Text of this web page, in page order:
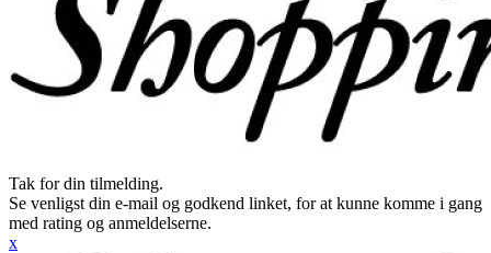
Tak for din tilmelding.
Se venligst din e-mail og godkend linket, for at kunne komme i gang
med rating og anmeldelserne.
x